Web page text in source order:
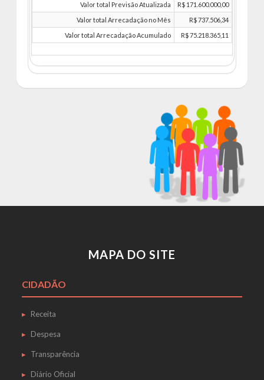
Valor total Previsão Atualizada
R$ 171.600.000,00
Valor total Arrecadação no Mês
R$ 737.506,34
Valor total Arrecadação Acumulado
R$ 75.218.365,11
MAPA DO SITE
CIDADÃO
Receita
Despesa
Transparência
Diário Oficial